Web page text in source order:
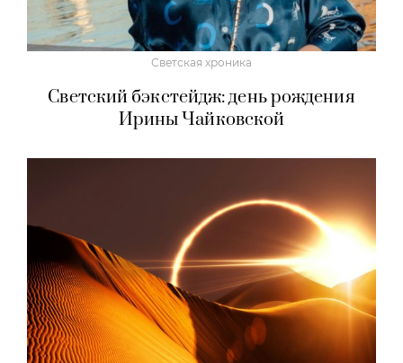
Светская хроника
Светский бэкстейдж: день рождения
Ирины Чайковской